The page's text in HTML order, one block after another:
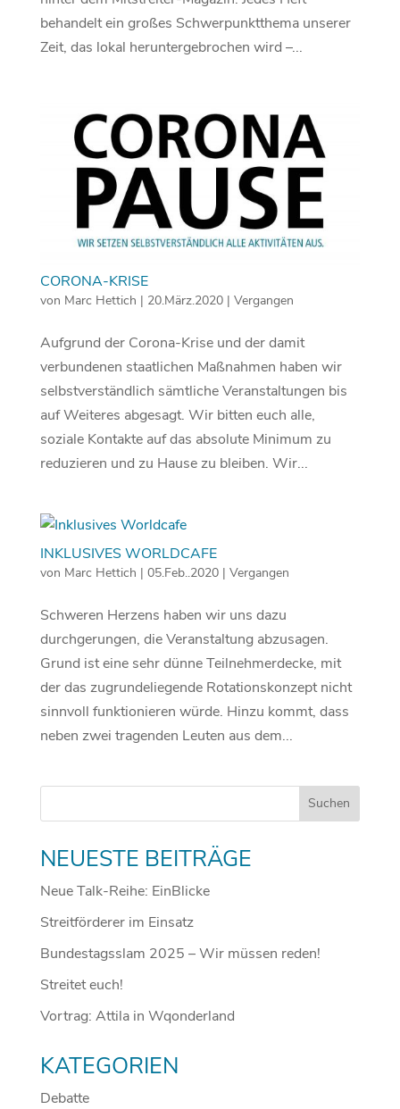
behandelt ein großes Schwerpunktthema unserer
Zeit, das lokal heruntergebrochen wird –...
CORONA-KRISE
von Marc Hettich | 20.März.2020| Vergangen
Aufgrund der Corona-Krise und der damit
verbundenen staatlichen Maßnahmen haben wir
selbstverständlich sämtliche Veranstaltungen bis
auf Weiteres abgesagt. Wir bitten euch alle,
soziale Kontakte auf das absolute Minimum zu
reduzieren und zu Hause zu bleiben. Wir...
INKLUSIVES WORLDCAFE
von Marc Hettich | 05.Feb..2020| Vergangen
Schweren Herzens haben wir uns dazu
durchgerungen, die Veranstaltung abzusagen.
Grund ist eine sehr dünne Teilnehmerdecke, mit
der das zugrundeliegende Rotationskonzept nicht
sinnvoll funktionieren würde. Hinzu kommt, dass
neben zwei tragenden Leuten aus dem...
NEUESTE BEITRÄGE
Neue Talk-Reihe: EinBlicke
Streitförderer im Einsatz
Bundestagsslam 2025 – Wir müssen reden!
Streitet euch!
Vortrag: Attila in Wqonderland
KATEGORIEN
Debatte